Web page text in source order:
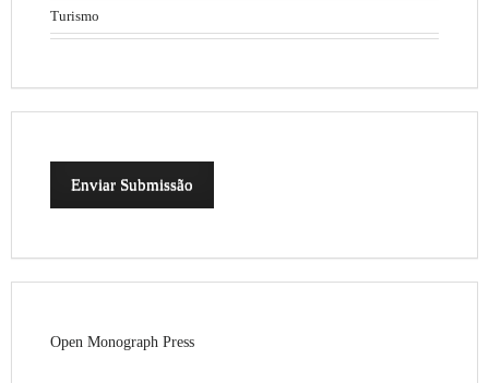
Turismo
Enviar Submissão
Open Monograph Press